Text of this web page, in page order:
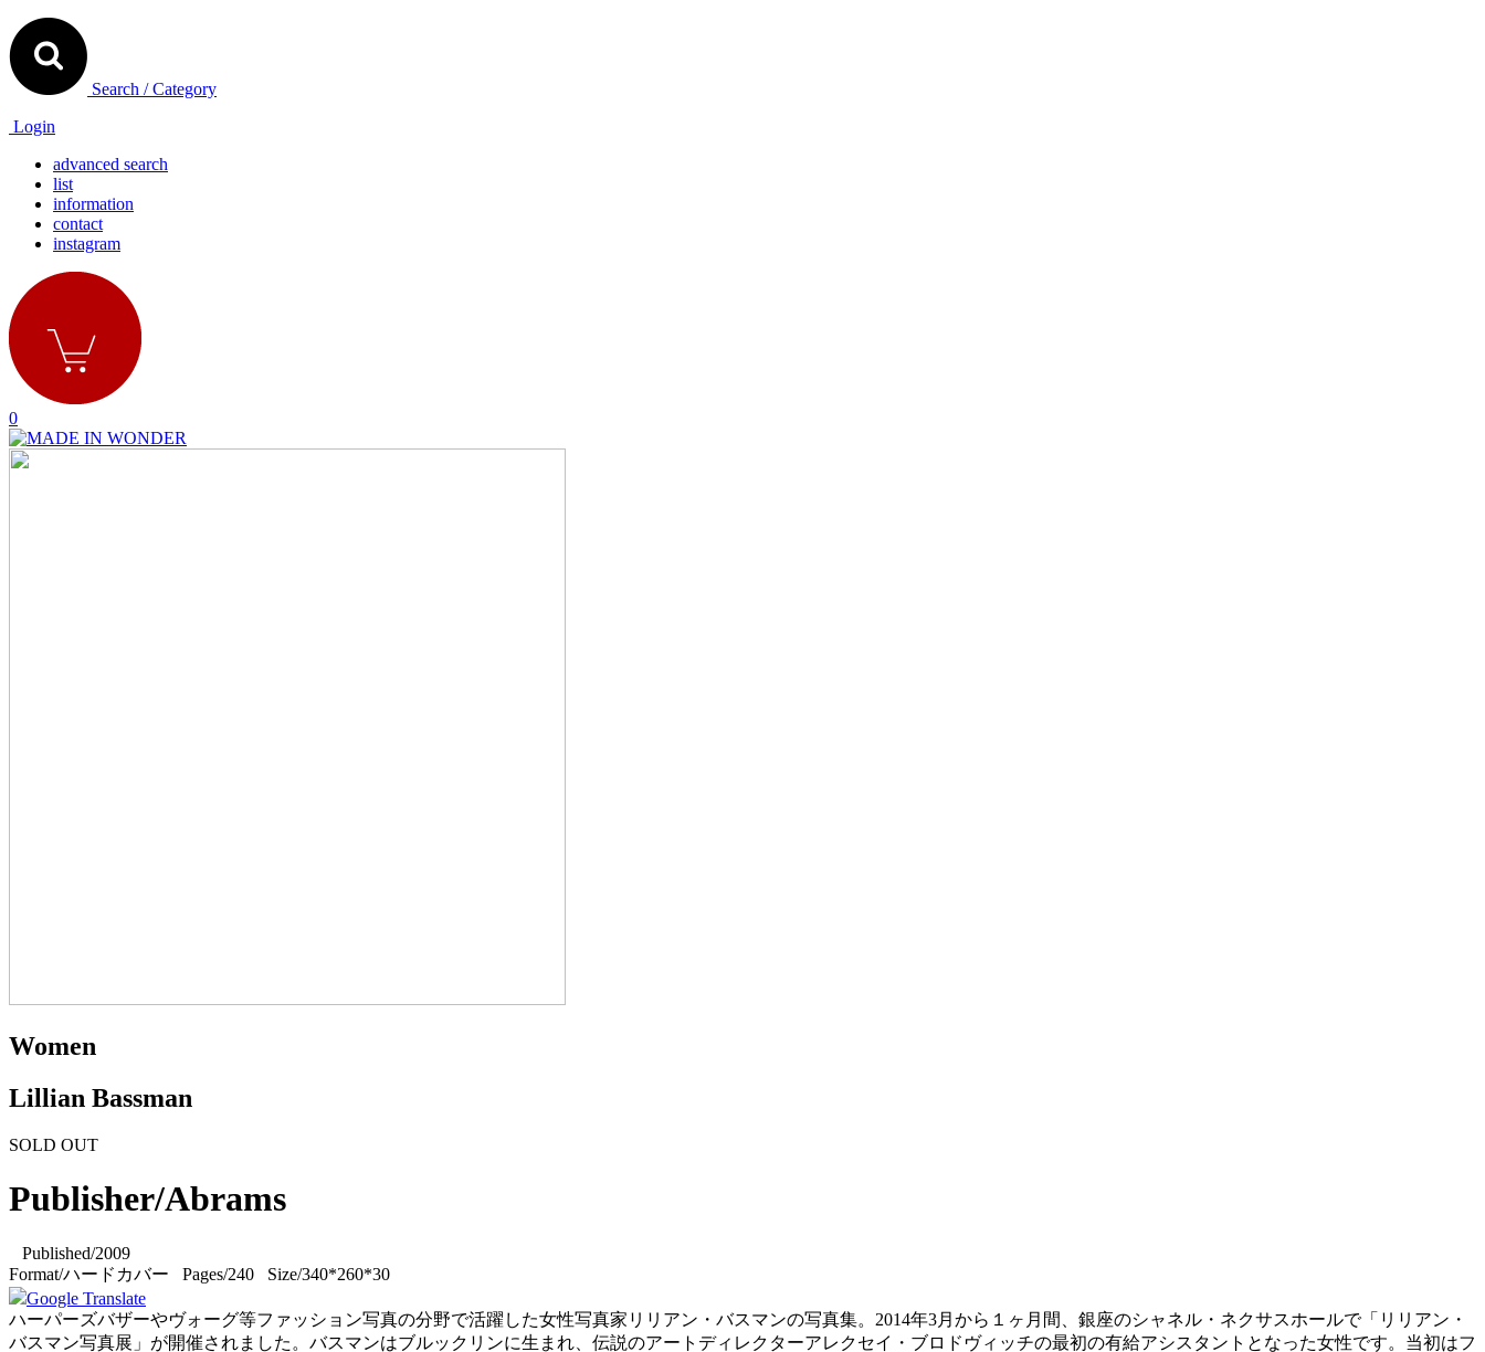
Search / Category
Login
advanced search
list
information
contact
instagram
0
Women
Lillian Bassman
SOLD OUT
Publisher/Abrams
Published/2009
Format/ハードカバー Pages/240 Size/340*260*30
Google Translate
ハーパーズバザーやヴォーグ等ファッション写真の分野で活躍した女性写真家リリアン・バスマンの写真集。2014年3月から１ヶ月間、銀座のシャネル・ネクサスホールで「リリアン・
バスマン写真展」が開催されました。バスマンはブルックリンに生まれ、伝説のアートディレクターアレクセイ・ブロドヴィッチの最初の有給アシスタントとなった女性です。当初はフ